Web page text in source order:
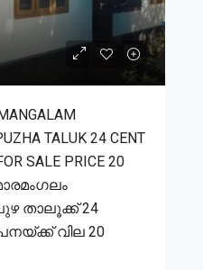
TALUK 24 CENT
SALE PRICE 20
താലൂക്ക് 24
വില 20